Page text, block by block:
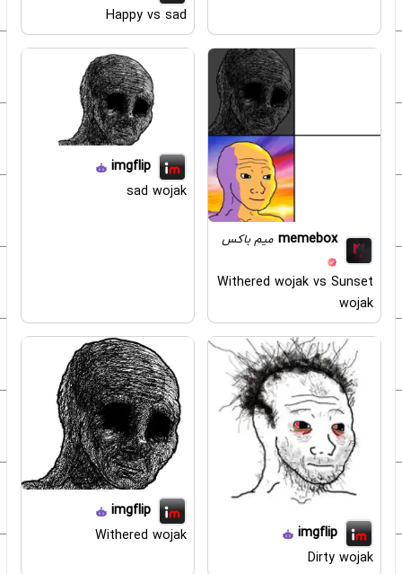
Happy vs sad
memebox میم باکس
Withered wojak vs Sunset
wojak
imgflip
sad wojak
imgflip
Dirty wojak
imgflip
Withered wojak